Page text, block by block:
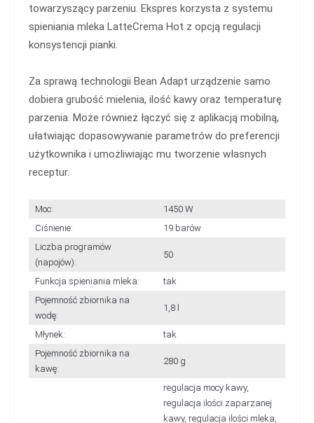
towarzyszący parzeniu. Ekspres korzysta z systemu
spieniania mleka LatteCrema Hot z opcją regulacji
konsystencji pianki.
Za sprawą technologii Bean Adapt urządzenie samo
dobiera grubość mielenia, ilość kawy oraz temperaturę
parzenia. Może również łączyć się z aplikacją mobilną,
ułatwiając dopasowywanie parametrów do preferencji
użytkownika i umożliwiając mu tworzenie własnych
receptur.
Moc:
1450 W
Ciśnienie:
19 barów
Liczba programów
(napojów):
50
Funkcja spieniania mleka:
tak
Pojemność zbiornika na
wodę:
1,8 l
Młynek:
tak
Pojemność zbiornika na
kawę:
280 g
regulacja mocy kawy,
regulacja ilości zaparzanej
kawy, regulacja ilości mleka,